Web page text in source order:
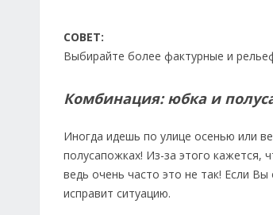
СОВЕТ:
Выбирайте более фактурные и
Комбинация: юбка и
Иногда идешь по улице осенью или
полусапожках! Из-за этого кажется,
ведь очень часто это не так! Если
исправит ситуацию.